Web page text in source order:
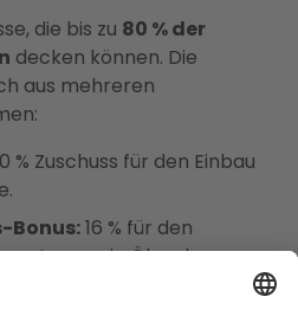
die bis zu 80 % der
decken können. Die
aus mehreren
% Zuschuss für den Einbau
Bonus:16 % für den
wie Öl- oder
Juli 2026 halbjährlich
ab II. 2028 entfällt er